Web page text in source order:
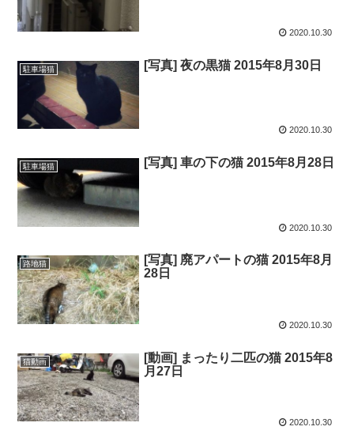
2020.10.30
駐車場猫 [写真] 夜の黒猫 2015年8月30日
2020.10.30
駐車場猫 [写真] 車の下の猫 2015年8月28日
2020.10.30
路地猫
[写真] 廃アパートの猫 2015年8月
28日
2020.10.30
猫動画
[動画] まったり二匹の猫 2015年8
月27日
2020.10.30